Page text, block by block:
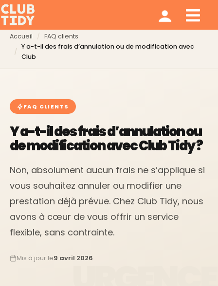
Accueil
FAQ clients
Y a-t-il des frais d’annulation ou de modification avec
Club
FAQ CLIENTS
Y a-t-il des frais d’annulation ou
de modification avec Club Tidy ?
Non, absolument aucun frais ne s’applique si
vous souhaitez annuler ou modifier une
prestation déjà prévue. Chez Club Tidy, nous
avons à cœur de vous offrir un service
flexible, sans contrainte.
Mis à jour le9 avril 2026